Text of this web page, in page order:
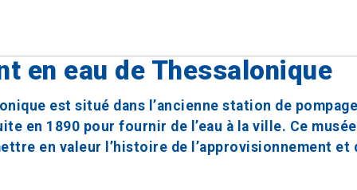
en eau de Thessalonique
est situé dans l’ancienne station de pompage
en 1890 pour fournir de l’eau à la ville. Ce
en valeur l’histoire de l’approvisionnement et